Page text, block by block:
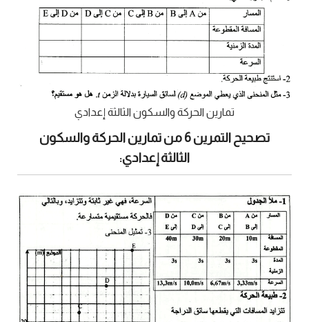
تمارين الحركة والسكون الثالثة إعدادي
تصحيح التمرين 6 من تمارين الحركة والسكون
الثالثة إعدادي: